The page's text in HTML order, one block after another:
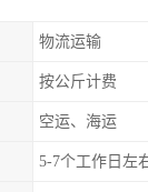
物流运输
按公斤计费
空运、海运
5-7个工作日左